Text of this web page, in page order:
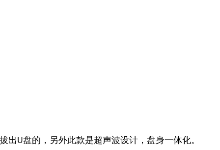
出U盘的，另外此款是超声波设计，盘身一体化。